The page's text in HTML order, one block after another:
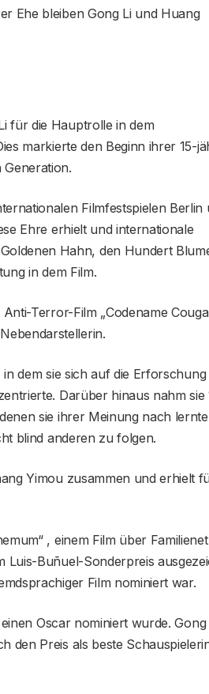
Ehe bleiben Gong Li und Huang
für die Hauptrolle in dem
markierte den Beginn ihrer 15-
Generation.
Filmfestspielen Berlin
Ehre erhielt und internationale
Hahn, den Hundert
in dem Film.
Terror-Film „Codename
dem sie sich auf die Erforschung
Darüber hinaus nahm sie
sie ihrer Meinung nach
blind anderen zu folgen.
Yimou zusammen und erhielt
, einem Film über
Luis-Buñuel-Sonderpreis
Film nominiert war.
Oscar nominiert wurde. Gong
den Preis als beste